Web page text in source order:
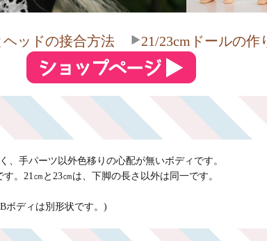
ヘッドの接合方法 21/23cmドールの作
手パーツ以外色移りの心配が無いボディです。
。21㎝と23㎝は、下脚の長さ以外は同一です。
ボディは別形状です。)